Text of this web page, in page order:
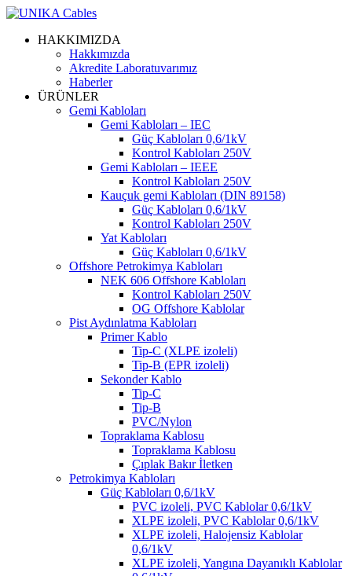
HAKKIMIZDA
Hakkımızda
Akredite Laboratuvarımız
Haberler
ÜRÜNLER
Gemi Kabloları
Gemi Kabloları – IEC
Güç Kabloları 0,6/1kV
Kontrol Kabloları 250V
Gemi Kabloları – IEEE
Kontrol Kabloları 250V
Kauçuk gemi Kabloları (DIN 89158)
Güç Kabloları 0,6/1kV
Kontrol Kabloları 250V
Yat Kabloları
Güç Kabloları 0,6/1kV
Offshore Petrokimya Kabloları
NEK 606 Offshore Kabloları
Kontrol Kabloları 250V
OG Offshore Kablolar
Pist Aydınlatma Kabloları
Primer Kablo
Tip-C (XLPE izoleli)
Tip-B (EPR izoleli)
Sekonder Kablo
Tip-C
Tip-B
PVC/Nylon
Topraklama Kablosu
Topraklama Kablosu
Çıplak Bakır İletken
Petrokimya Kabloları
Güç Kabloları 0,6/1kV
PVC izoleli, PVC Kablolar 0,6/1kV
XLPE izoleli, PVC Kablolar 0,6/1kV
XLPE izoleli, Halojensiz Kablolar
0,6/1kV
XLPE izoleli, Yangına Dayanıklı Kablolar